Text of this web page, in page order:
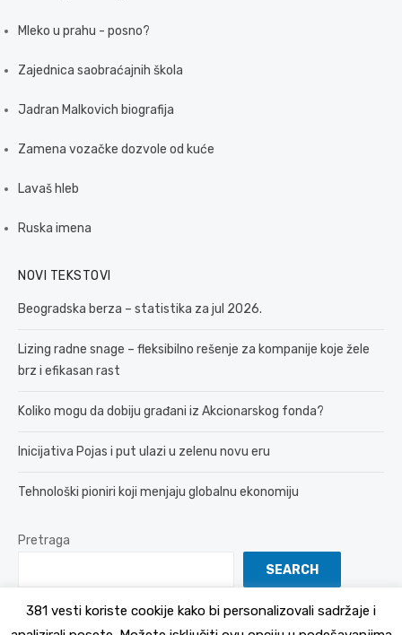
Mleko u prahu - posno?
Zajednica saobraćajnih škola
Jadran Malkovich biografija
Zamena vozačke dozvole od kuće
Lavaš hleb
Ruska imena
NOVI TEKSTOVI
Beogradska berza – statistika za jul 2026.
Lizing radne snage – fleksibilno rešenje za kompanije koje žele
brz i efikasan rast
Koliko mogu da dobiju građani iz Akcionarskog fonda?
Inicijativa Pojas i put ulazi u zelenu novu eru
Tehnološki pioniri koji menjaju globalnu ekonomiju
Pretraga
SEARCH
381 vesti koriste cookije kako bi personalizovali sadržaje i